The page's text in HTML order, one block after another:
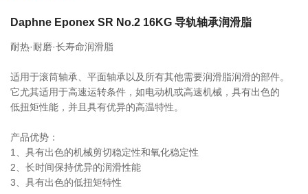
Daphne Eponex SR No.2 16KG 导轨轴承润滑脂
耐热·耐磨·长寿命润滑脂
适用于滚筒轴承、平面轴承以及所有其他需要润滑脂润滑的部件。
它尤其适用于高速运转条件，如电动机或高速机械，具有出色的
低扭矩性能，并且具有优异的高温特性。
产品优势：
1、具有出色的机械剪切稳定性和氧化稳定性
2、长时间保持优异的润滑性能
3、具有出色的低扭矩特性